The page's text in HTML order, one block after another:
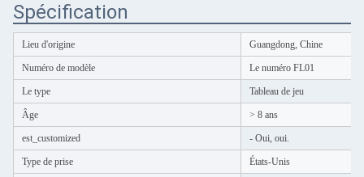
Spécification
Lieu d'origine Guangdong, Chine
Numéro de modèle Le numéro FL01
Le type Tableau de jeu
Âge > 8 ans
est_customized - Oui, oui.
Type de prise États-Unis